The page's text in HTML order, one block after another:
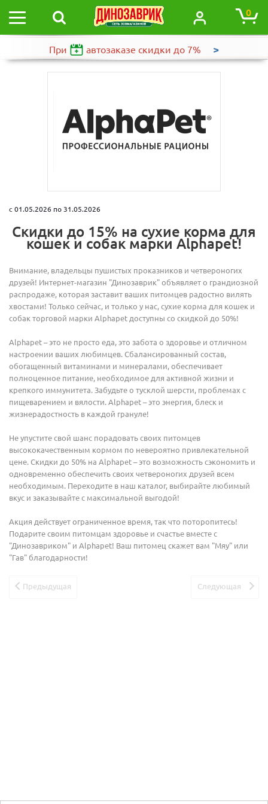
0
При автозаказе скидки до 7% >
c 01.05.2026 по 31.05.2026
Скидки до 15% на сухие корма для
кошек и собак марки Alphapet!
Внимание, владельцы пушистых проказников и четвероногих
друзей! Интернет-магазин "Динозаврик" объявляет о грандиозной
распродаже, которая заставит ваших питомцев радостно вилять
хвостами! Только сейчас, и только у нас, сухие корма для кошек и
собак торговой марки Alphapet доступны со скидкой до 50%!
Alphapet – это не просто еда, это забота о здоровье и отличном
настроении ваших любимцев. Сбалансированный состав,
обогащенный витаминами и минералами, обеспечивает
полноценное питание, необходимое для активной жизни и
крепкого иммунитета. Забудьте о тусклой шерсти, проблемах с
пищеварением и вялости. Alphapet – это энергия, блеск и
жизнерадостность в каждой грануле!
Не упустите свой шанс порадовать своих питомцев
высококачественным кормом по невероятно привлекательной
цене. Скидки до 50% на Alphapet – это возможность сэкономить и
одновременно обеспечить своих четвероногих друзей всем
необходимым. Переходите в наш каталог, выбирайте любимый
вкус и заказывайте с максимальной выгодой!
Акция действует ограниченное время, так что поторопитесь!
Подарите своим питомцам здоровье и счастье вместе с
"Динозавриком" и Alphapet! Ваш питомец скажет вам "Мяу" или
"Гав" благодарности!
Предыдущая Следующая